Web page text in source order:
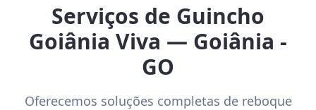
Serviços de Guincho
Goiânia Viva — Goiânia -
GO
Oferecemos soluções completas de reboque